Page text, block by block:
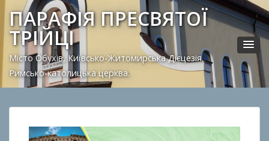
ПАРАФІЯ ПРЕСВЯТОЇ
ТРІЙЦІ
Місто Обухів, Київсько-Житомирська Дієцезія.
Римсько-католицька церква.